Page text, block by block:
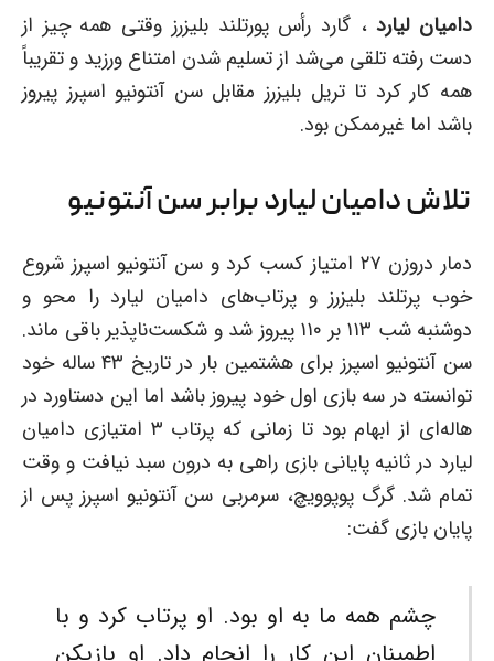
دامیان لیارد، گارد رأس پورتلند بلیزرز وقتی همه چیز از
دست رفته تلقی می‌شد از تسلیم شدن امتناع ورزید و تقریباً
همه کار کرد تا تریل بلیزرز مقابل سن آنتونیو اسپرز پیروز
باشد اما غیرممکن بود.
تلاش دامیان لیارد برابر سن آنتونیو
دمار دروزن ۲۷ امتیاز کسب کرد و سن آنتونیو اسپرز شروع
خوب پرتلند بلیزرز و پرتاب‌های دامیان لیارد را محو و
دوشنبه شب ۱۱۳ بر ۱۱۰ پیروز شد و شکست‌ناپذیر باقی ماند.
سن آنتونیو اسپرز برای هشتمین بار در تاریخ ۴۳ ساله خود
توانسته در سه بازی اول خود پیروز باشد اما این دستاورد در
هاله‌ای از ابهام بود تا زمانی که پرتاب ۳ امتیازی دامیان
لیارد در ثانیه پایانی بازی راهی به درون سبد نیافت و وقت
تمام شد. گرگ پوپوویچ، سرمربی سن آنتونیو اسپرز پس از
پایان بازی گفت:
چشم همه ما به او بود. او پرتاب کرد و با
اطمینان این کار را انجام داد. او بازیکن